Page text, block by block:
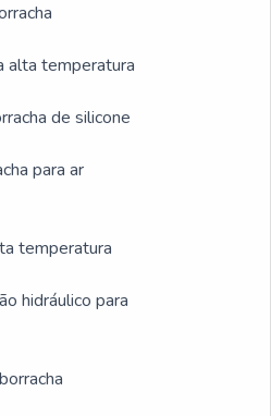
alta temperatura
de silicone
para ar
temperatura
hidráulico para